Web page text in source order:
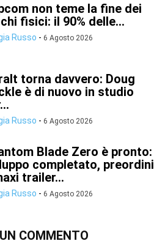
non teme la fine dei
fisici: il 90% delle...
Russo - 6 Agosto 2026
torna davvero: Doug
è di nuovo in studio
Russo - 6 Agosto 2026
Blade Zero è pronto:
completato, preordini
trailer...
Russo - 6 Agosto 2026
COMMENTO